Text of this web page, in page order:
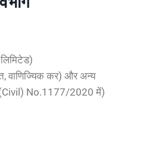
वाणिज्यिक कर) और अन्य
No.1177/2020 में)